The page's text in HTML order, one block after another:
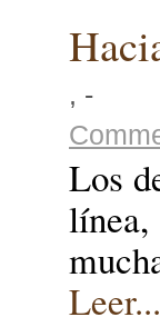
, -
Los
Leer...